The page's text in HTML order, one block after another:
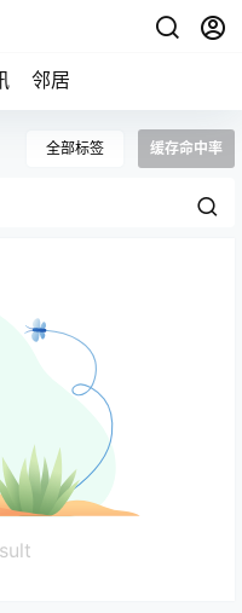
邻居
全部标签 缓存命中率